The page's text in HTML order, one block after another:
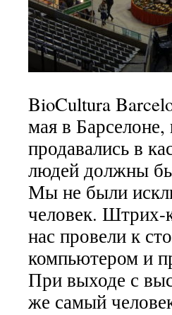
BioCultura
мая в
продавались в
людей должны
Мы не были
человек. Штрих-
нас провели к
компьютером и
При выходе с
же самый